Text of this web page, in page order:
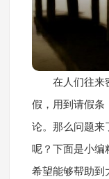
在人们往来
假，用到请假条
论。那么问题来
呢？下面是小编
希望能够帮助到